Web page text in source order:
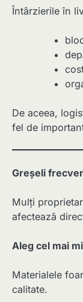
Întârzierile în
De aceea,
fel de
Greșeli
Mulți
afectează
Aleg cel mai
Materialele
calitate.